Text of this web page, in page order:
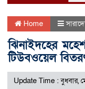
Home
ঝিনাইদহের
টিউবওয়েল
Update Time : বুধবার,